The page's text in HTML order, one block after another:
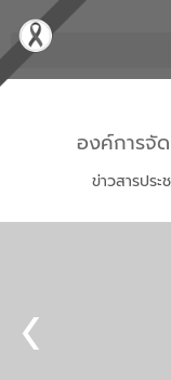
องค์การจัด
ข่าวสารปร